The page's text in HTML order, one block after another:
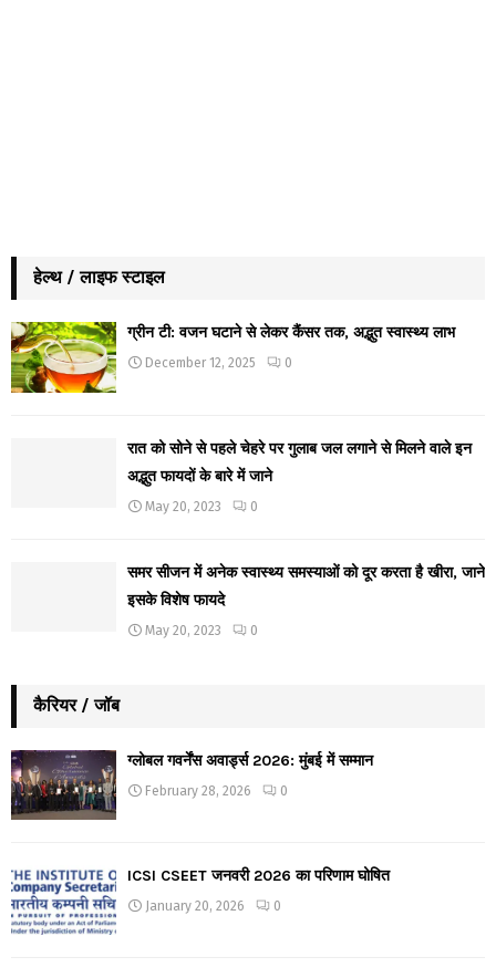
हेल्थ / लाइफ स्टाइल
ग्रीन टी: वजन घटाने से लेकर कैंसर तक, अद्भुत स्वास्थ्य लाभ
December 12, 2025 0
रात को सोने से पहले चेहरे पर गुलाब जल लगाने से मिलने वाले इन
अद्भुत फायदों के बारे में जाने
May 20, 2023 0
समर सीजन में अनेक स्वास्थ्य समस्याओं को दूर करता है खीरा, जाने
इसके विशेष फायदे
May 20, 2023 0
कैरियर / जॉब
ग्लोबल गवर्नेंस अवार्ड्स 2026: मुंबई में सम्मान
February 28, 2026 0
ICSI CSEET जनवरी 2026 का परिणाम घोषित
January 20, 2026 0